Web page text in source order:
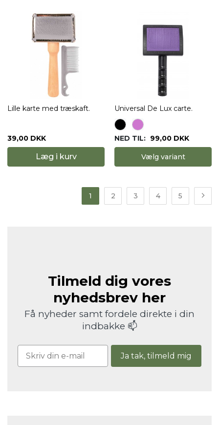
Lille karte med træskaft.
39,00 DKK
Læg i kurv
Universal De Lux carte.
NED TIL: 99,00 DKK
Vælg variant
1 2 3 4 5
Tilmeld dig vores
nyhedsbrev her
Få nyheder samt fordele direkte i din
indbakke 📫
Ja tak, tilmeld mig